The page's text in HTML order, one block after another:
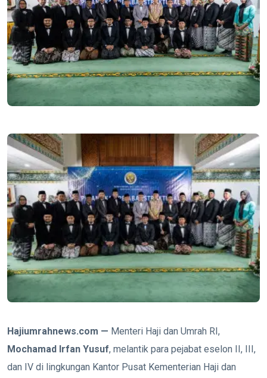
Hajiumrahnews.com — Menteri Haji dan Umrah RI,
Mochamad Irfan Yusuf, melantik para pejabat eselon II, III,
dan IV di lingkungan Kantor Pusat Kementerian Haji dan